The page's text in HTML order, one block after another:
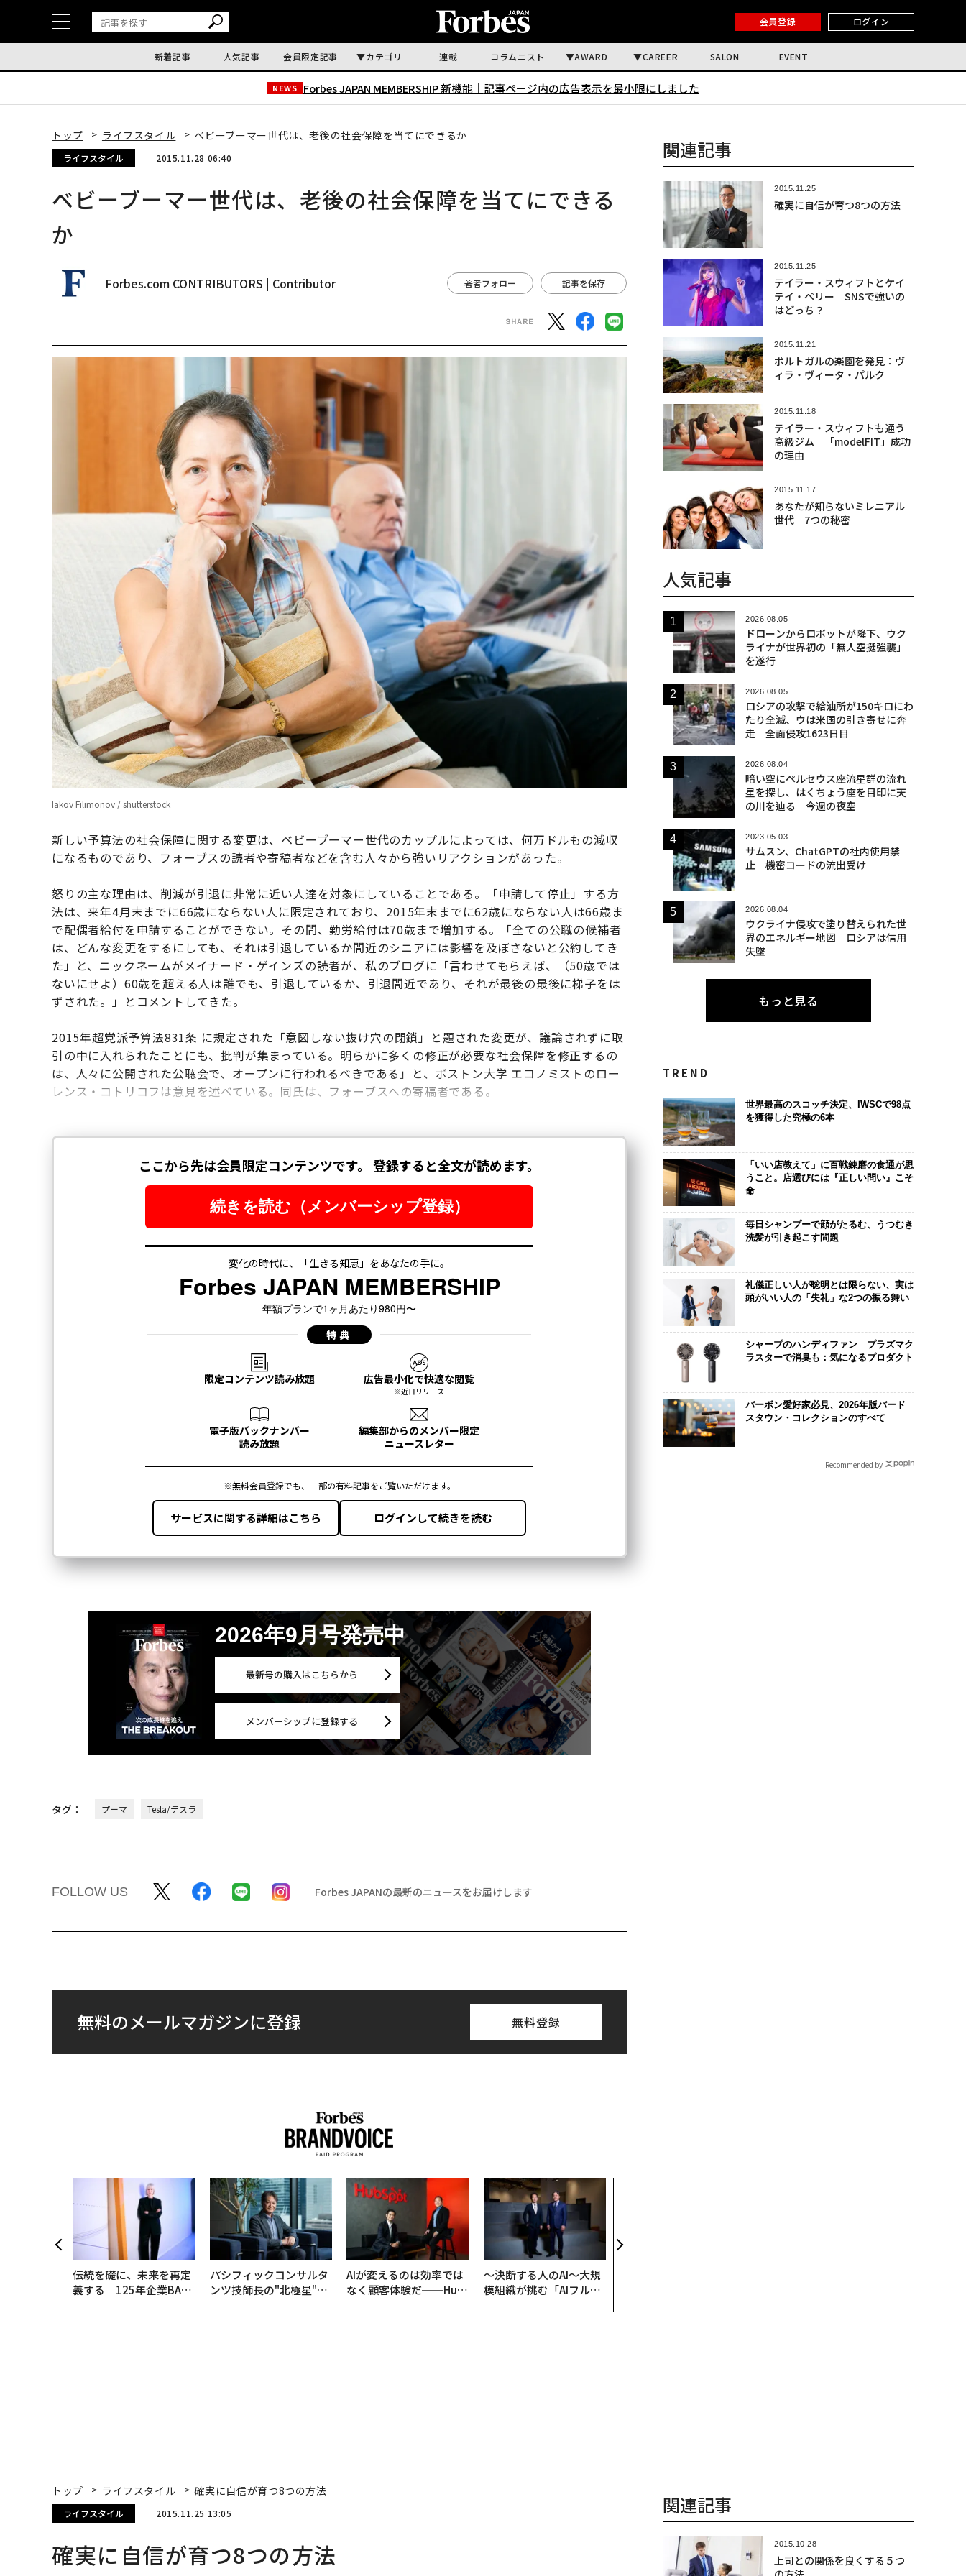
会員登録 ログイン
新着記事 人気記事 会員限定記事 カテゴリ 連載 コラムニスト AWARD CAREER SALON EVENT
NEWS Forbes JAPAN MEMBERSHIP 新機能｜ 記事ページ内の広告表示を最小限にしました
トップ ライフスタイル ベビーブーマー世代は、老後の社会保障を当てにできるか
ライフスタイル 2015.11.28 06:40
ベビーブーマー世代は、老後の社会保障を当てにできる
か
Forbes.com CONTRIBUTORS | Contributor 著者フォロー 記事を保存
Iakov Filimonov / shutterstock
新しい予算法の社会保障に関する変更は、ベビーブーマー世代のカップルによっては、何万ドルもの減収
になるものであり、フォーブスの読者や寄稿者などを含む人々から強いリアクションがあった。
怒りの主な理由は、削減が引退に非常に近い人達を対象にしていることである。「申請して停止」する方
法は、来年4月末までに66歳にならない人に限定されており、2015年末までに62歳にならない人は66歳ま
で配偶者給付を申請することができない。その間、勤労給付は70歳まで増加する。「全ての公職の候補者
は、どんな変更をするにしても、それは引退しているか間近のシニアには影響を及ぼさないと公約してき
た」と、ニックネームがメイナード・ゲインズの読者が、私のブログに「言わせてもらえば、（50歳では
ないにせよ）60歳を超える人は誰でも、引退しているか、引退間近であり、それが最後の最後に梯子をは
ずされた。」とコメントしてきた。
2015年超党派予算法831条 に規定された「意図しない抜け穴の閉鎖」と題された変更が、議論されずに取
引の中に入れられたことにも、批判が集まっている。明らかに多くの修正が必要な社会保障を修正するの
は、人々に公開された公聴会で、オープンに行われるべきである」と、ボストン大学 エコノミストのロー
レンス・コトリコフは意見を述べている。同氏は、フォーブスへの寄稿者である。
2026年9月号発売中
最新号の購入はこちらから
メンバーシップに登録する
タグ： プーマ Tesla/テスラ
FOLLOW US Forbes JAPANの最新のニュースをお届けします
無料のメールマガジンに登録 無料登録
伝統を礎に、未来を再定
義する 125年企業BAT
パシフィックコンサルタ
ンツ技師長の"北極星"。
AIが変えるのは効率では
なく顧客体験だ──Hub
〜決断する人のAI〜大規
模組織が挑む「AIフル実
「挑戦者の明日」
関連記事
2015.11.25
確実に自信が育つ8つの方法
2015.11.25
テイラー・スウィフトとケイ
テイ・ペリー SNSで強いの
はどっち？
2015.11.21
ポルトガルの楽園を発見：ヴ
ィラ・ヴィータ・パルク
2015.11.18
テイラー・スウィフトも通う
高級ジム 「modelFIT」成功
の理由
2015.11.17
あなたが知らないミレニアル
世代 7つの秘密
人気記事
2026.08.05
ドローンからロボットが降下、ウク
ライナが世界初の「無人空挺強襲」
を遂行
2026.08.05
ロシアの攻撃で給油所が150キロにわ
たり全滅、ウは米国の引き寄せに奔
走 全面侵攻1623日目
2026.08.04
暗い空にペルセウス座流星群の流れ
星を探し、はくちょう座を目印に天
の川を辿る 今週の夜空
2023.05.03
サムスン、ChatGPTの社内使用禁
止 機密コードの流出受け
2026.08.04
ウクライナ侵攻で塗り替えられた世
界のエネルギー地図 ロシアは信用
失墜
もっと見る
TREND
世界最高のスコッチ決定、IWSCで98点
を獲得した究極の6本
「いい店教えて」に百戦錬磨の食通が思
うこと。店選びには『正しい問い』こそ
命
毎日シャンプーで顔がたるむ、うつむき
洗髪が引き起こす問題
礼儀正しい人が聡明とは限らない、実は
頭がいい人の「失礼」な2つの振る舞い
シャープのハンディファン プラズマク
ラスターで消臭も：気になるプロダクト
バーボン愛好家必見、2026年版バード
スタウン・コレクションのすべて
Recommended by
トップ ライフスタイル 確実に自信が育つ8つの方法
ライフスタイル 2015.11.25 13:05
確実に自信が育つ8つの方法
関連記事
2015.10.28
上司との関係を良くする５つ